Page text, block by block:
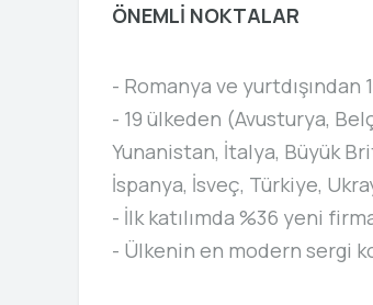
ÖNEMLİ NOKTALAR
- Romanya ve yurtdışından
- 19 ülkeden (Avusturya,
Yunanistan, İtalya, Büyük
İspanya, İsveç, Türkiye,
- İlk katılımda %36 yeni
- Ülkenin en modern sergi